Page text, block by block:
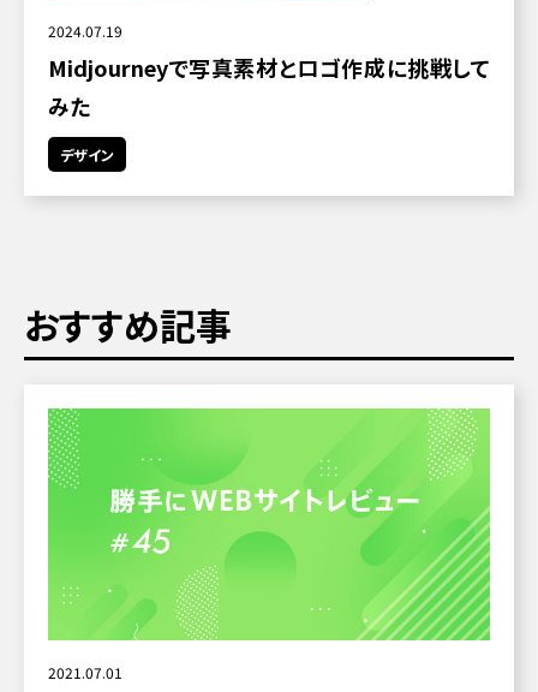
2024.07.19
Midjourneyで写真素材とロゴ作成に挑戦して
みた
デザイン
おすすめ記事
2021.07.01